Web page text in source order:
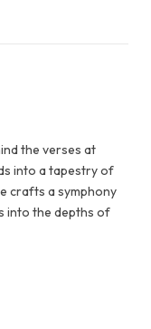
the verses at
into a tapestry of
crafts a symphony
into the depths of